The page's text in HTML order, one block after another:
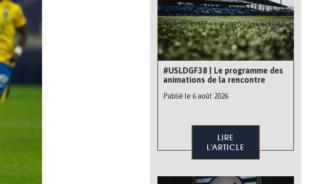
#USLDGF38 | Le programme des
animations de la rencontre
Publié le 6 août 2026
LIRE
L'ARTICLE